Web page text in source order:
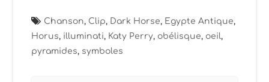
Chanson, Clip, Dark Horse, Egypte Antique,
Horus, illuminati, Katy Perry, obélisque, oeil,
pyramides, symboles